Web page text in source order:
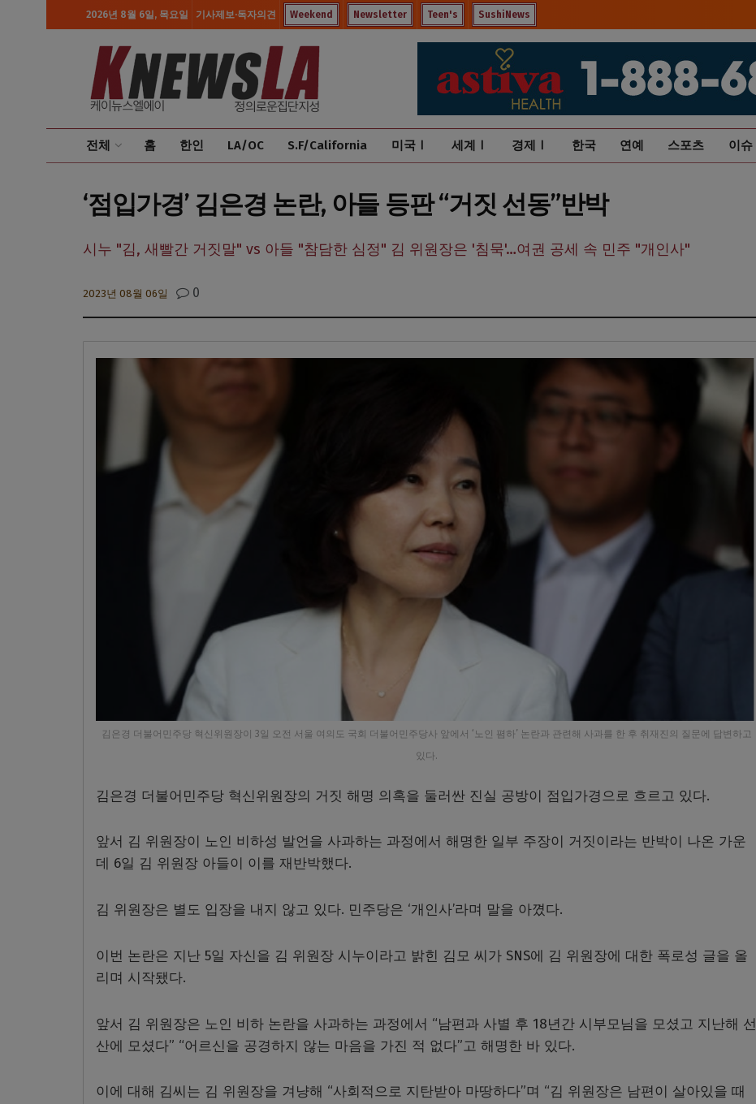
2026년 8월 6일, 목요일 기사제보·독자의견 Weekend Newsletter Teen's SushiNews
전체 홈 한인 LA/OC S.F/California 미국Ⅰ 세계Ⅰ 경제Ⅰ 한국 연예 스포츠 이슈
‘점입가경’ 김은경 논란, 아들 등판 “거짓 선동”반박
시누 "김, 새빨간 거짓말" vs 아들 "참담한 심정" 김 위원장은 '침묵'…여권 공세 속 민주 "개인사"
2023년 08월 06일 0
김은경 더불어민주당 혁신위원장이 3일 오전 서울 여의도 국회 더불어민주당사 앞에서 ‘노인 폄하’ 논란과 관련해 사과를 한 후 취재진의 질문에 답변하고
있다.
김은경 더불어민주당 혁신위원장의 거짓 해명 의혹을 둘러싼 진실 공방이 점입가경으로 흐르고 있다.
앞서 김 위원장이 노인 비하성 발언을 사과하는 과정에서 해명한 일부 주장이 거짓이라는 반박이 나온 가운
데 6일 김 위원장 아들이 이를 재반박했다.
김 위원장은 별도 입장을 내지 않고 있다. 민주당은 ‘개인사’라며 말을 아꼈다.
이번 논란은 지난 5일 자신을 김 위원장 시누이라고 밝힌 김모 씨가 SNS에 김 위원장에 대한 폭로성 글을 올
리며 시작됐다.
앞서 김 위원장은 노인 비하 논란을 사과하는 과정에서 “남편과 사별 후 18년간 시부모님을 모셨고 지난해 선
산에 모셨다” “어르신을 공경하지 않는 마음을 가진 적 없다”고 해명한 바 있다.
이에 대해 김씨는 김 위원장을 겨냥해 “사회적으로 지탄받아 마땅하다”며 “김 위원장은 남편이 살아있을 때